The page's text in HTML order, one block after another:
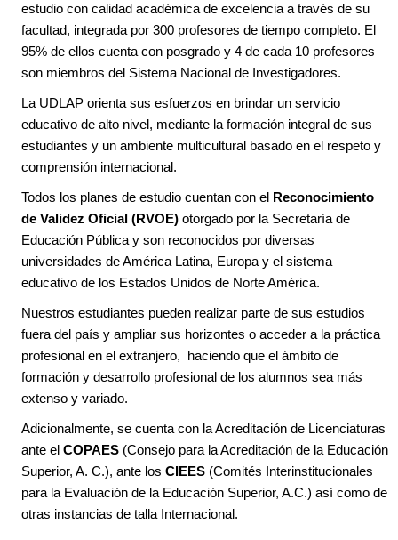
estudio con calidad académica de excelencia a través de su
facultad, integrada por 300 profesores de tiempo completo. El
95% de ellos cuenta con posgrado y 4 de cada 10 profesores
son miembros del Sistema Nacional de Investigadores.
La UDLAP orienta sus esfuerzos en brindar un servicio
educativo de alto nivel, mediante la formación integral de sus
estudiantes y un ambiente multicultural basado en el respeto y
comprensión internacional.
Todos los planes de estudio cuentan con el Reconocimiento
de Validez Oficial (RVOE) otorgado por la Secretaría de
Educación Pública y son reconocidos por diversas
universidades de América Latina, Europa y el sistema
educativo de los Estados Unidos de Norte América.
Nuestros estudiantes pueden realizar parte de sus estudios
fuera del país y ampliar sus horizontes o acceder a la práctica
profesional en el extranjero, haciendo que el ámbito de
formación y desarrollo profesional de los alumnos sea más
extenso y variado.
Adicionalmente, se cuenta con la Acreditación de Licenciaturas
ante el COPAES (Consejo para la Acreditación de la Educación
Superior, A. C.), ante los CIEES (Comités Interinstitucionales
para la Evaluación de la Educación Superior, A.C.) así como de
otras instancias de talla Internacional.